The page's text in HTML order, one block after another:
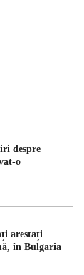
despre
o
arestați
în Bulgaria